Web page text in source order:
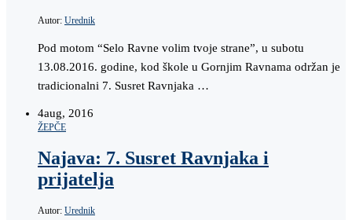
Autor: Urednik
Pod motom “Selo Ravne volim tvoje strane”, u subotu
13.08.2016. godine, kod škole u Gornjim Ravnama održan je
tradicionalni 7. Susret Ravnjaka …
4aug, 2016
ŽEPČE
Najava: 7. Susret Ravnjaka i
prijatelja
Autor: Urednik